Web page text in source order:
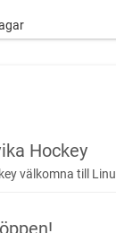
IK Huge Hockey
till
26 september 2026
Hockey
välkomna till